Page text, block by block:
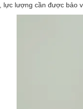
lực lượng cần được bảo